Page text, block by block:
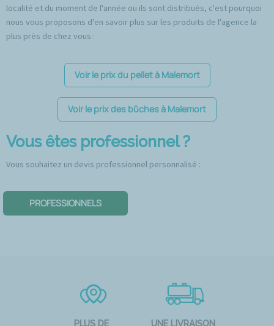
localité et du moment de l'année ou ils sont distribués, c'est pourquoi
nous vous proposons d'en savoir plus sur les produits de l'agence la
plus près de chez vous :
Voir le prix du pellet à Malemort
Voir le prix des bûches à Malemort
Vous êtes professionnel ?
Vous souhaitez un devis professionnel personnalisé :
PROFESSIONNELS
PLUS DE UNE LIVRAISON